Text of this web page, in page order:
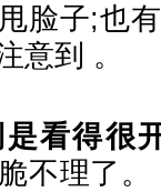
脸子;也
意到 。
看得很
不理了